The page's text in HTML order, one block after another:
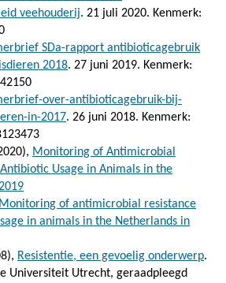
veehouderij. 21 juli 2020. Kenmerk:
SDa-rapport antibioticagebruik
2018. 27 juni 2019. Kenmerk:
over-antibioticagebruik-bij-
in-2017. 26 juni 2018. Kenmerk:
Monitoring of Antimicrobial
Usage in Animals in the
Monitoring of antimicrobial resistance
in animals in the Netherlands in
Resistentie, een gevoelig onderwerp.
Universiteit Utrecht, geraadpleegd